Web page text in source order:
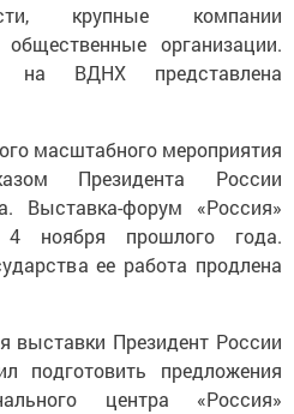
крупные компании
организации.
ВДНХ представлена
масштабного мероприятия
Президента России
Выставка-форум «Россия»
ноября прошлого года.
ее работа продлена
выставки Президент России
подготовить предложения
центра «Россия»